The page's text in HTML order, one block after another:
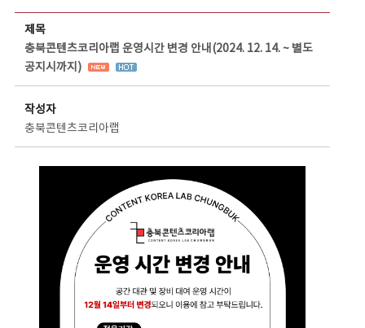
제목
충북콘텐츠코리아랩 운영시간 변경 안내(2024. 12. 14. ~ 별도
공지시까지)
작성자
충북콘텐츠코리아랩